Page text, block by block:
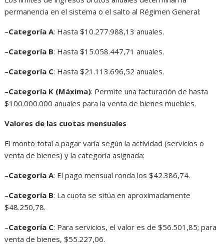
permanencia en el sistema o el salto al Régimen General:
–Categoría A: Hasta $10.277.988,13 anuales.
–Categoría B: Hasta $15.058.447,71 anuales.
–Categoría C: Hasta $21.113.696,52 anuales.
–Categoría K (Máxima): Permite una facturación de hasta
$100.000.000 anuales para la venta de bienes muebles.
Valores de las cuotas mensuales
El monto total a pagar varía según la actividad (servicios o
venta de bienes) y la categoría asignada:
–Categoría A: El pago mensual ronda los $42.386,74.
–Categoría B: La cuota se sitúa en aproximadamente
$48.250,78.
–Categoría C: Para servicios, el valor es de $56.501,85; para
venta de bienes, $55.227,06.